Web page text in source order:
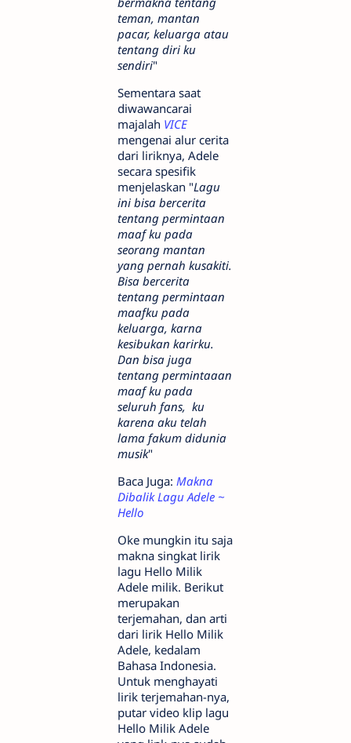
teman, mantan
pacar, keluarga atau
tentang diri ku
sendiri"
Sementara saat
diwawancarai
majalah VICE
mengenai alur cerita
dari liriknya, Adele
secara spesifik
menjelaskan "Lagu
ini bisa bercerita
tentang permintaan
maaf ku pada
seorang mantan
yang pernah kusakiti.
Bisa bercerita
tentang permintaan
maafku pada
keluarga, karna
kesibukan karirku.
Dan bisa juga
tentang permintaaan
maaf ku pada
seluruh fans, ku
karena aku telah
lama fakum didunia
musik"
Baca Juga: Makna
Dibalik Lagu Adele ~
Hello
Oke mungkin itu saja
makna singkat lirik
lagu Hello Milik
Adele milik. Berikut
merupakan
terjemahan, dan arti
dari lirik Hello Milik
Adele, kedalam
Bahasa Indonesia.
Untuk menghayati
lirik terjemahan-nya,
putar video klip lagu
Hello Milik Adele